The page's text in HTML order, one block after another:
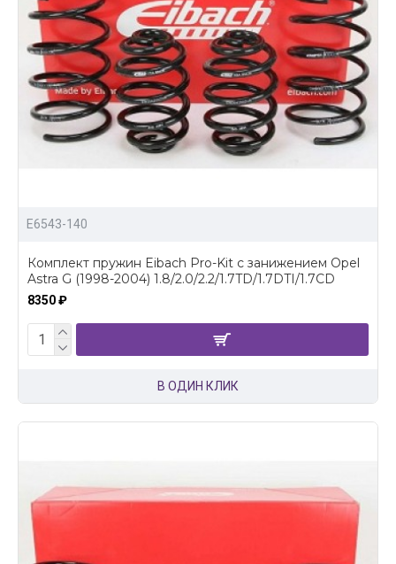
E6543-140
Комплект пружин Eibach Pro-Kit с занижением Opel
Astra G (1998-2004) 1.8/2.0/2.2/1.7TD/1.7DTI/1.7CD
8350 ₽
В ОДИН КЛИК